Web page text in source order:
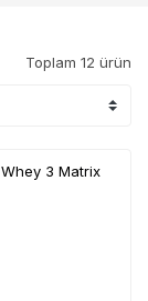
Toplam 12 ürün